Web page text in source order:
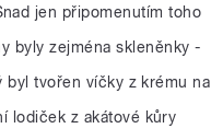
jen připomenutím toho
byly zejména skleněnky -
byl tvořen víčky z krému na
lodiček z akátové kůry